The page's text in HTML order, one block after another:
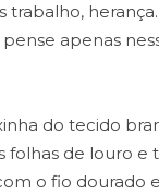
trabalho,
apenas
do tecido
folhas de louro e
o fio dourado